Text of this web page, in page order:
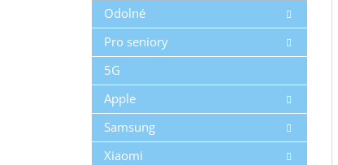
Odolné
Pro seniory
5G
Apple
Samsung
Xiaomi